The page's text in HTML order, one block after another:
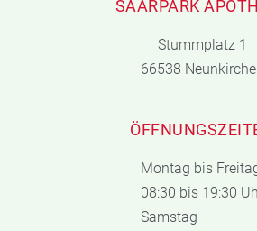
SAARPARK
Stummplatz 1
66538
Montag bis
08:30 bis 19:30
Samstag